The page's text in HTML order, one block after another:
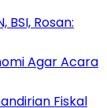
BSI, Rosan:
Agar Acara
Fiskal